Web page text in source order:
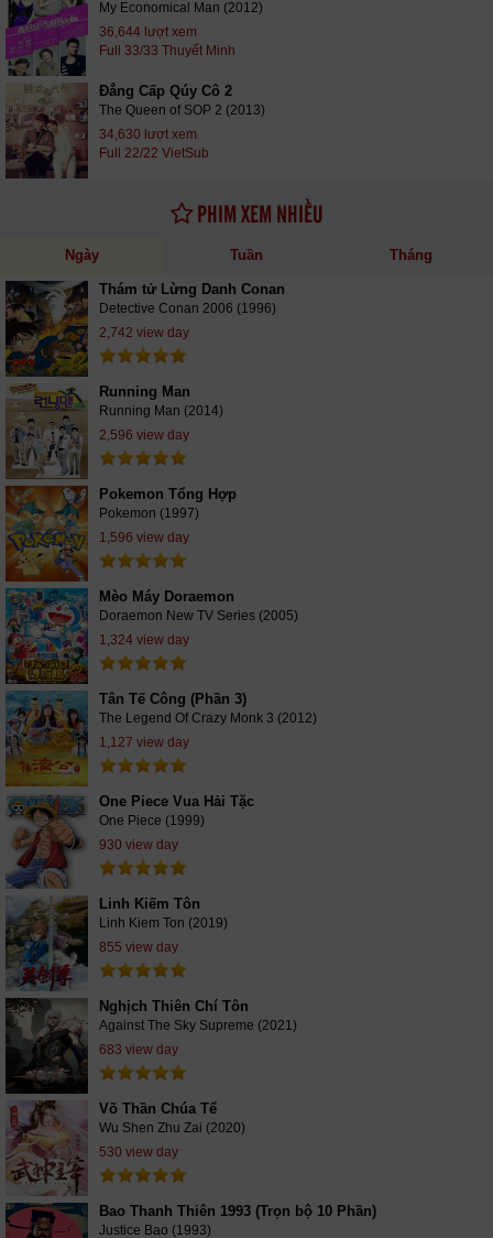
My Economical Man (2012)
36,644 lượt xem
Full 33/33 Thuyết Minh
Đẳng Cấp Qúy Cô 2
The Queen of SOP 2 (2013)
34,630 lượt xem
Full 22/22 VietSub
PHIM XEM NHIỀU
Ngày Tuần Tháng
Thám tử Lừng Danh Conan
Detective Conan 2006 (1996)
2,742 view day
Running Man
Running Man (2014)
2,596 view day
Pokemon Tổng Hợp
Pokemon (1997)
1,596 view day
Mèo Máy Doraemon
Doraemon New TV Series (2005)
1,324 view day
Tân Tế Công (Phần 3)
The Legend Of Crazy Monk 3 (2012)
1,127 view day
One Piece Vua Hải Tặc
One Piece (1999)
930 view day
Linh Kiếm Tôn
Linh Kiem Ton (2019)
855 view day
Nghịch Thiên Chí Tôn
Against The Sky Supreme (2021)
683 view day
Võ Thần Chúa Tể
Wu Shen Zhu Zai (2020)
530 view day
Bao Thanh Thiên 1993 (Trọn bộ 10 Phần)
Justice Bao (1993)